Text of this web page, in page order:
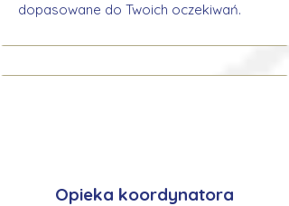
dopasowane do Twoich oczekiwań.
Opieka koordynatora